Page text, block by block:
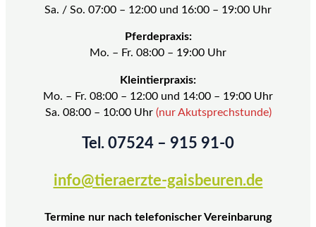
Sa. / So. 07:00 – 12:00 und 16:00 – 19:00 Uhr
Pferdepraxis:
Mo. – Fr. 08:00 – 19:00 Uhr
Kleintierpraxis:
Mo. – Fr. 08:00 – 12:00 und 14:00 – 19:00 Uhr
Sa. 08:00 – 10:00 Uhr (nur Akutsprechstunde)
Tel. 07524 – 915 91-0
info@tieraerzte-gaisbeuren.de
Termine nur nach telefonischer Vereinbarung